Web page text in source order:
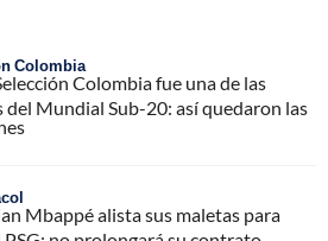
Colombia
Colombia fue una de las
del Mundial Sub-20: así quedaron las
Mbappé alista sus maletas para